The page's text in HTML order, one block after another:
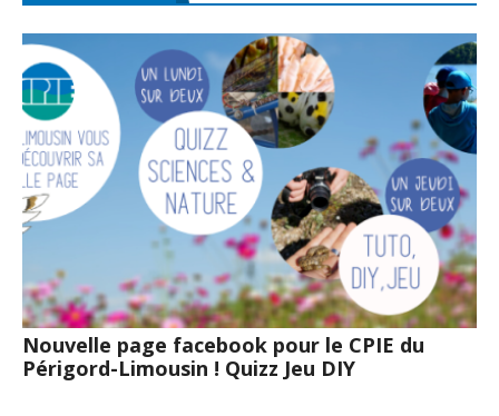
Nouvelle page facebook pour le CPIE du
Périgord-Limousin ! Quizz Jeu DIY